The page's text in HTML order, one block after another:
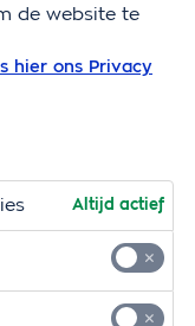
de
valt
samen en geeft
deze
kosten. Deze
de website te
hier ons Privacy
Altijd actief